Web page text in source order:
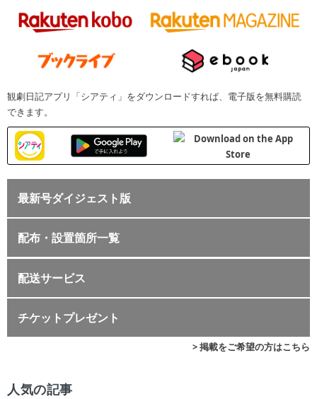
観劇日記アプリ「シアティ」をダウンロードすれば、電子版を無料購読
できます。
最新号ダイジェスト版
配布・設置箇所一覧
配送サービス
チケットプレゼント
> 掲載をご希望の方はこちら
人気の記事